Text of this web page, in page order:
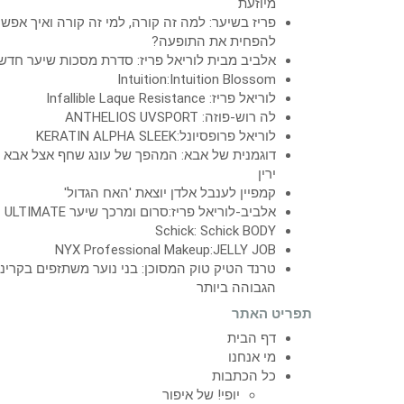
מיוזעת
פריז בשיער: למה זה קורה, למי זה קורה ואיך
להפחית את התופעה?
אלביב מבית לוריאל פריז: סדרת מסכות שיער
Intuition:Intuition Blossom
לוריאל פריז: Infallible Laque Resistance
לה רוש-פוזה: ANTHELIOS UVSPORT
לוריאל פרופסיונל:KERATIN ALPHA SLEEK
דוגמנית של אבא: המהפך של עונג שחף אצל אבא
ירין
קמפיין לענבל אלדן יוצאת 'האח הגדול'
אלביב-לוריאל פריז:סרום ומרכך שיער ULTIMATE
Schick: Schick BODY
NYX Professional Makeup:JELLY JOB
טרנד הטיק טוק המסוכן: בני נוער משתזפים
הגבוהה ביותר
תפריט האתר
דף הבית
מי אנחנו
כל הכתבות
יופי! של איפור